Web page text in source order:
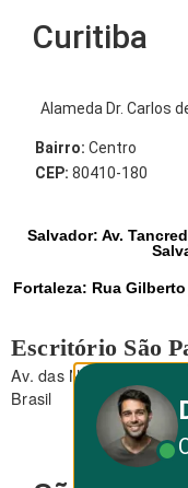
Curitiba
Alameda Dr. Carlos
Bairro: Centro
CEP: 80410-180
Salvador: Av.
Fortaleza: Rua
Escritório São
Av. das Nações
Brasil